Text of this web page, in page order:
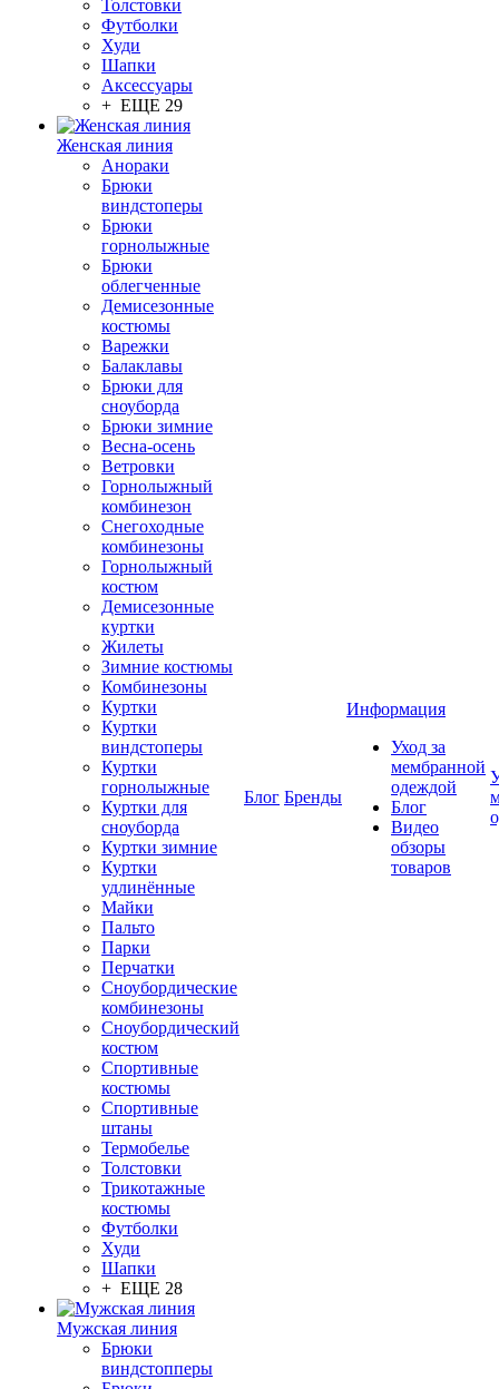
Толстовки
Футболки
Худи
Шапки
Аксессуары
+ ЕЩЕ 29
Женская линия
Анораки
Брюки
виндстоперы
Брюки
горнолыжные
Брюки
облегченные
Демисезонные
костюмы
Варежки
Балаклавы
Брюки для
сноуборда
Брюки зимние
Весна-осень
Ветровки
Горнолыжный
комбинезон
Снегоходные
комбинезоны
Горнолыжный
костюм
Демисезонные
куртки
Жилеты
Зимние костюмы
Комбинезоны
Куртки
Куртки
виндстоперы
Куртки
горнолыжные
Куртки для
сноуборда
Куртки зимние
Куртки
удлинённые
Майки
Пальто
Парки
Перчатки
Сноубордические
комбинезоны
Сноубордический
костюм
Спортивные
костюмы
Спортивные
штаны
Термобелье
Толстовки
Трикотажные
костюмы
Футболки
Худи
Шапки
+ ЕЩЕ 28
Мужская линия
Брюки
виндстопперы
Блог Бренды
Информация
Уход за
мембранной
одеждой
Блог
Видео
обзоры
товаров